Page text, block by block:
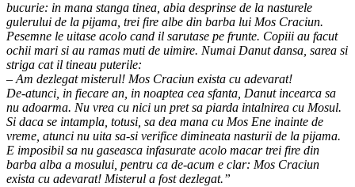
bucurie: in mana stanga tinea, abia desprinse de la nasturele
gulerului de la pijama, trei fire albe din barba lui Mos Craciun.
Pesemne le uitase acolo cand il sarutase pe frunte. Copiii au facut
ochii mari si au ramas muti de uimire. Numai Danut dansa, sarea si
striga cat il tineau puterile:
– Am dezlegat misterul! Mos Craciun exista cu adevarat!
De-atunci, in fiecare an, in noaptea cea sfanta, Danut incearca sa
nu adoarma. Nu vrea cu nici un pret sa piarda intalnirea cu Mosul.
Si daca se intampla, totusi, sa dea mana cu Mos Ene inainte de
vreme, atunci nu uita sa-si verifice dimineata nasturii de la pijama.
E imposibil sa nu gaseasca infasurate acolo macar trei fire din
barba alba a mosului, pentru ca de-acum e clar: Mos Craciun
exista cu adevarat! Misterul a fost dezlegat.”